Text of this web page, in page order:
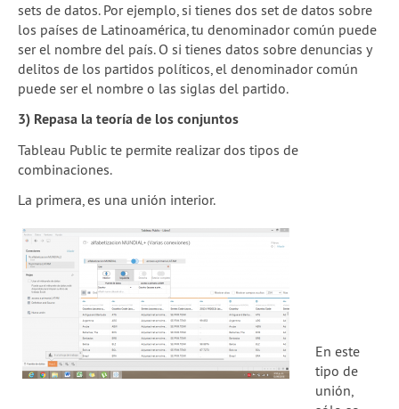
sets de datos. Por ejemplo, si tienes dos set de datos sobre
los países de Latinoamérica, tu denominador común puede
ser el nombre del país. O si tienes datos sobre denuncias y
delitos de los partidos políticos, el denominador común
puede ser el nombre o las siglas del partido.
3) Repasa la teoría de los conjuntos
Tableau Public te permite realizar dos tipos de
combinaciones.
La primera, es una unión interior.
En este
tipo de
unión,